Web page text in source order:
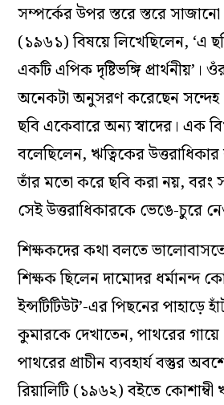
সম্পর্কের উপর স্তরে স্তরে সাজানো
(১৯৬১) বিষয়ে লিখেছিলেন, ‘এ
একটি এপিক দৃষ্টিভঙ্গি প্রার্থনীয়’।
অনেকটা অনুসরণ করেছেন সন্দেহ
ছবি একেবারে অন্য স্বাদের। এক
বলেছিলেন, ঋত্বিকের
তাঁর মতো করে ছবি করা নয়, বরং
সেই উত্তরাধিকারকে ভেঙে-চুরে
শিক্ষকদের কথা বলতে
শিক্ষক ছিলেন দামোদর ধর্মানন্দ
ইন্সটিটিউট’-এর পিছনের পাহাড়ে
কুমারকে দেখাতেন, পাথরের
পাথরের প্রাচীন ব্যবহার্য বস্তুর
রিয়ালিটি(১৯৬২) বইতে কোশাম্বী